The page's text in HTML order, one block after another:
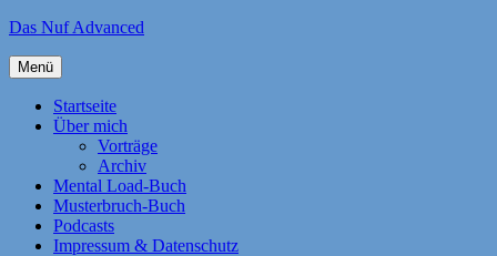
Zum
springen
Das Nuf Advanced
Menü
Startseite
Über mich
Vorträge
Archiv
Mental Load-Buch
Musterbruch-Buch
Podcasts
Impressum & Datenschutz